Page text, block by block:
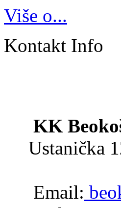
Više o...
Kontakt Info
KK
Ustanička
Email: